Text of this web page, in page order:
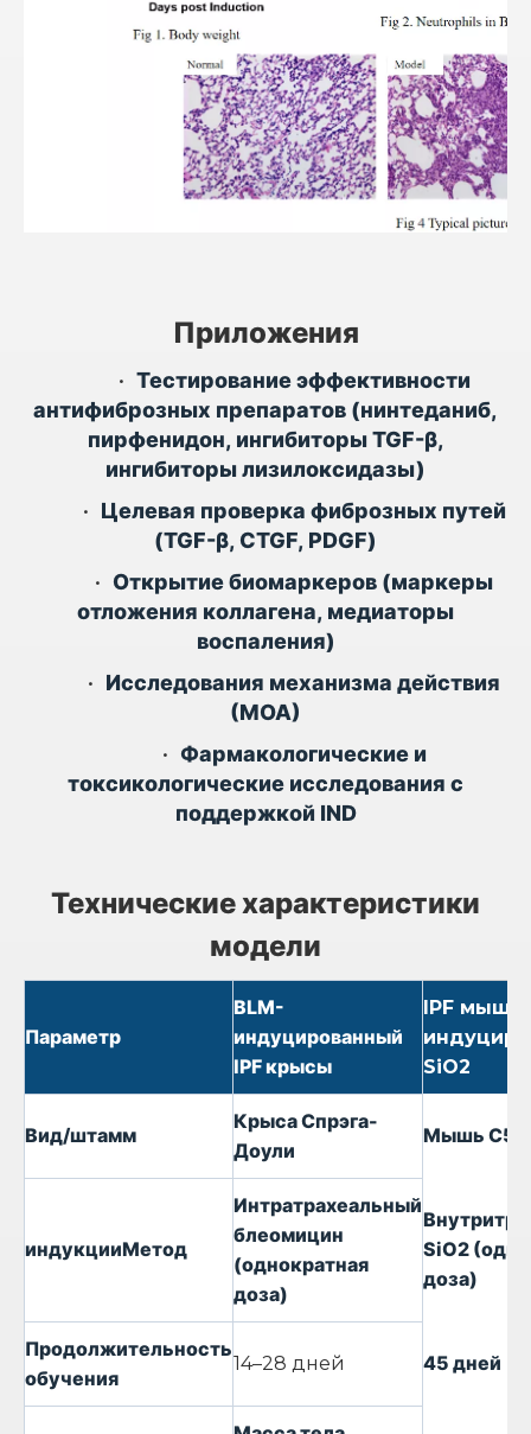
Приложения
• Тестирование эффективности
антифиброзных препаратов (нинтеданиб,
пирфенидон, ингибиторы TGF-β,
ингибиторы лизилоксидазы)
• Целевая проверка фиброзных путей
(TGF-β, CTGF, PDGF)
• Открытие биомаркеров (маркеры
отложения коллагена, медиаторы
воспаления)
• Исследования механизма действия
(МОА)
• Фармакологические и
токсикологические исследования с
поддержкой IND
Технические характеристики
модели
Параметр
BLM-
индуцированный
IPF крысы
IPF мыши,
SiO2
Вид/штамм
Крыса Спрэга-
Доули
Мышь
индукцииМетод
Интратрахеальный
блеомицин
(однократная
доза)
SiO2
доза)
Продолжительность
обучения
14–28 дней 45 дней